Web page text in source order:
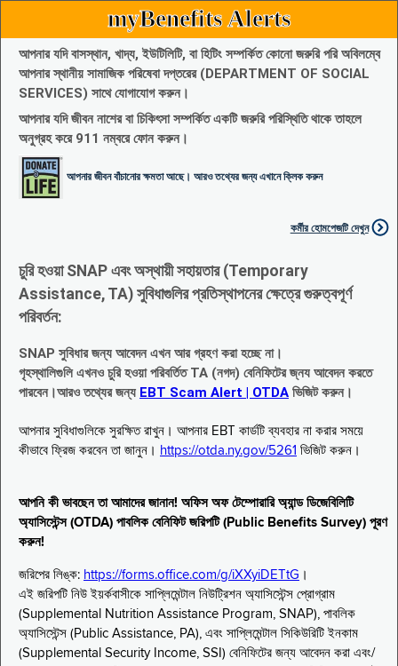
myBenefits Alerts
আপনার যদি বাসস্থান, খাদ্য, ইউটিলিটি, বা হিটিং সম্পর্কিত কোনো জরুরি পরি অবিলম্বে
আপনার স্থানীয় সামাজিক পরিষেবা দপ্তরের (DEPARTMENT OF SOCIAL
SERVICES) সাথে যোগাযোগ করুন।
আপনার যদি জীবন নাশের বা চিকিৎসা সম্পর্কিত একটি জরুরি পরিস্থিতি থাকে তাহলে
অনুগ্রহ করে 911 নম্বরে ফোন করুন।
আপনার জীবন বাঁচানোর ক্ষমতা আছে। আরও তথ্যের জন্য এখানে ক্লিক করুন
কর্মীর হোমপেজটি দেখুন
চুরি হওয়া SNAP এবং অস্থায়ী সহায়তার (Temporary
Assistance, TA) সুবিধাগুলির প্রতিস্থাপনের ক্ষেত্রে গুরুত্বপূর্ণ
পরিবর্তন:
SNAP সুবিধার জন্য আবেদন এখন আর গ্রহণ করা হচ্ছে না।
গৃহস্থালিগুলি এখনও চুরি হওয়া পরিবর্তিত TA (নগদ) বেনিফিটের জ্নয আবেদন করতে
পারবেন।আরও তথ্যের জন্য EBT Scam Alert | OTDA ভিজিট করুন।
আপনার সুবিধাগুলিকে সুরক্ষিত রাখুন। আপনার EBT কার্ডটি ব্যবহার না করার সময়ে
কীভাবে ফ্রিজ করবেন তা জানুন। https://otda.ny.gov/5261 ভিজিট করুন।
আপনি কী ভাবছেন তা আমাদের জানান! অফিস অফ টেম্পোরারি অ্যান্ড ডিজেবিলিটি
অ্যাসিস্টেন্স (OTDA) পাবলিক বেনিফিট জরিপটি (Public Benefits Survey) পূরণ
করুন!
জরিপের লিঙ্ক: https://forms.office.com/g/iXXyiDETtG ।
এই জরিপটি নিউ ইয়র্কবাসীকে সাপ্লিমেন্টাল নিউট্রিশন অ্যাসিস্টেন্স প্রোগ্রাম
(Supplemental Nutrition Assistance Program, SNAP), পাবলিক
অ্যাসিস্টেন্স (Public Assistance, PA), এবং সাপ্লিমেন্টাল সিকিউরিটি ইনকাম
(Supplemental Security Income, SSI) বেনিফিটের জন্য আবেদন করা এবং/